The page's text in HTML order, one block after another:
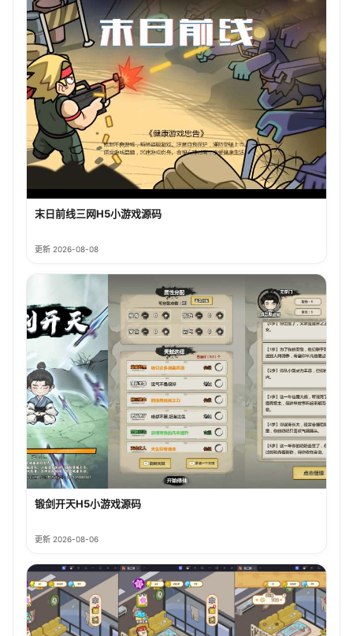
末日前线三网H5小游戏源码
更新 2026-08-08
锻剑开天H5小游戏源码
更新 2026-08-06